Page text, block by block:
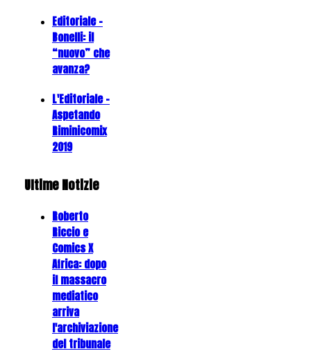
Editoriale -
Bonelli: il
“nuovo” che
avanza?
L'Editoriale -
Aspetando
Riminicomix
2019
Ultime Notizie
Roberto
Riccio e
Comics X
Africa: dopo
il massacro
mediatico
arriva
l'archiviazione
del tribunale